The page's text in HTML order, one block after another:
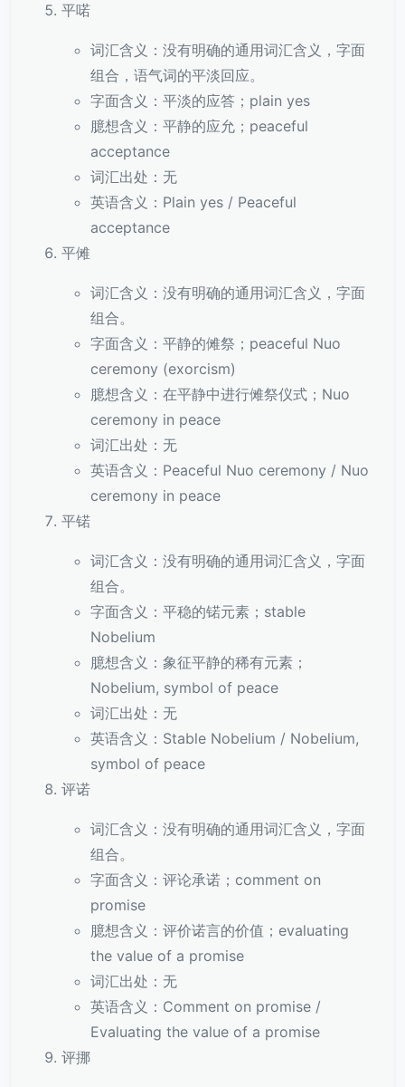
平喏
词汇含义：没有明确的通用词汇含义，字面
组合，语气词的平淡回应。
字面含义：平淡的应答；plain yes
臆想含义：平静的应允；peaceful
acceptance
词汇出处：无
英语含义：Plain yes / Peaceful
acceptance
平傩
词汇含义：没有明确的通用词汇含义，字面
组合。
字面含义：平静的傩祭；peaceful Nuo
ceremony (exorcism)
臆想含义：在平静中进行傩祭仪式；Nuo
ceremony in peace
词汇出处：无
英语含义：Peaceful Nuo ceremony / Nuo
ceremony in peace
平锘
词汇含义：没有明确的通用词汇含义，字面
组合。
字面含义：平稳的锘元素；stable
Nobelium
臆想含义：象征平静的稀有元素；
Nobelium, symbol of peace
词汇出处：无
英语含义：Stable Nobelium / Nobelium,
symbol of peace
评诺
词汇含义：没有明确的通用词汇含义，字面
组合。
字面含义：评论承诺；comment on
promise
臆想含义：评价诺言的价值；evaluating
the value of a promise
词汇出处：无
英语含义：Comment on promise /
Evaluating the value of a promise
评挪